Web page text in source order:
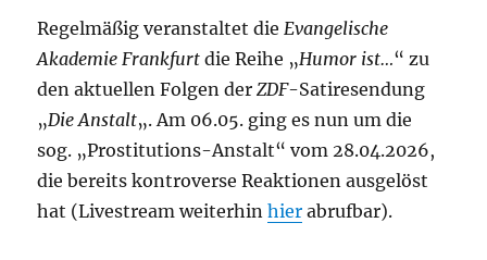
Regelmäßig veranstaltet dieEvangelische
Akademie Frankfurt die Reihe „Humor ist…“ zu
den aktuellen Folgen derZDF-Satiresendung
„Die Anstalt„. Am 06.05. ging es nun um die
sog. „Prostitutions-Anstalt“ vom 28.04.2026,
die bereits kontroverse Reaktionen ausgelöst
hat (Livestream weiterhinhier abrufbar).